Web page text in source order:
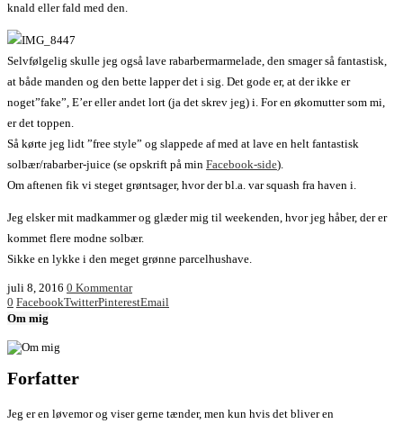
knald eller fald med den.
Selvfølgelig skulle jeg også lave rabarbermarmelade, den smager så fantastisk,
at både manden og den bette lapper det i sig. Det gode er, at der ikke er
noget”fake”, E’er eller andet lort (ja det skrev jeg) i. For en økomutter som mi,
er det toppen.
Så kørte jeg lidt ”free style” og slappede af med at lave en helt fantastisk
solbær/rabarber-juice (se opskrift på min Facebook-side).
Om aftenen fik vi steget grøntsager, hvor der bl.a. var squash fra haven i.
Jeg elsker mit madkammer og glæder mig til weekenden, hvor jeg håber, der er
kommet flere modne solbær.
Sikke en lykke i den meget grønne parcelhushave.
juli 8, 2016 0 Kommentar
0 FacebookTwitterPinterestEmail
Om mig
Forfatter
Jeg er en løvemor og viser gerne tænder, men kun hvis det bliver en